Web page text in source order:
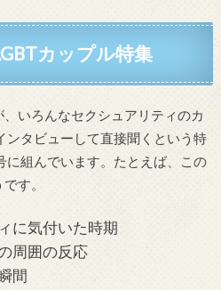
カップル特集
いろんなセクシュアリティのカ
ンタビューして直接聞くという特
組んでいます。たとえば、この
す。
に気付いた時期
周囲の反応
間